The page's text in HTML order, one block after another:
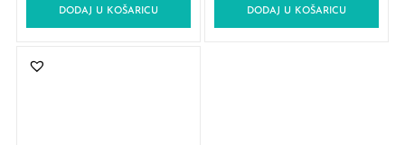
DODAJ U KOŠARICU DODAJ U KOŠARICU